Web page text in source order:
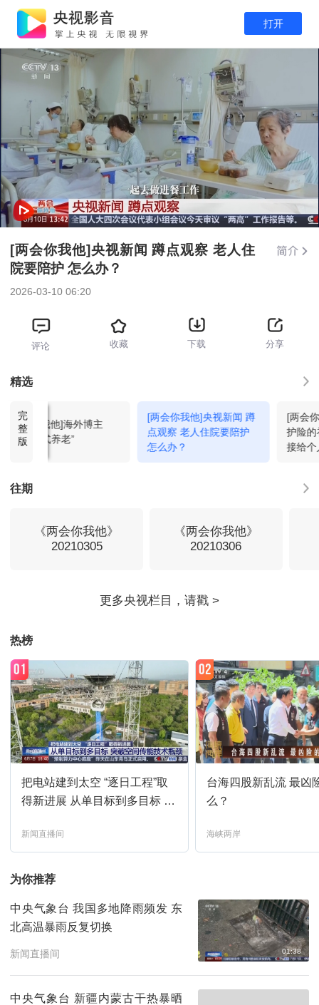
打开
[两会你我他]央视新闻 蹲点观察 老人住
院要陪护 怎么办？
2026-03-10 06:20
评论 收藏 下载 分享
精选
完
整
版
[两会你我他]海外博主
看“中国式养老”
[两会你我他]央视新闻 蹲
点观察 老人住院要陪护
怎么办？
[两会
护险
接给个
往期
《两会你我他》
20210305
《两会你我他》
20210306
热榜
把电站建到太空 “逐日工程”取
得新进展 从单目标到多目标 突
新闻直播间
01
台海四股新乱流 最凶
么？
海峡两岸
02
为你推荐
中央气象台 我国多地降雨频发 东
北高温暴雨反复切换
新闻直播间 01:38
中央气象台 新疆内蒙古干热暴晒